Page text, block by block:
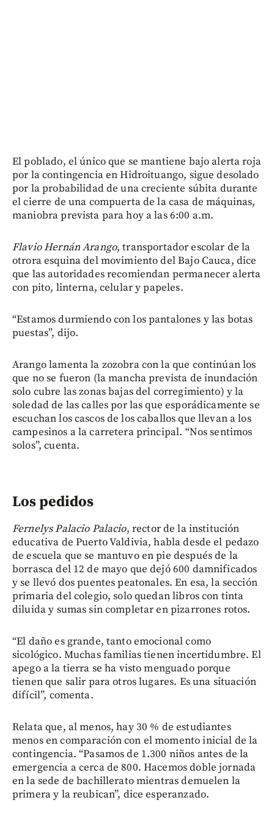
El poblado, el único que se mantiene bajo alerta roja
por la contingencia en Hidroituango, sigue desolado
por la probabilidad de una creciente súbita durante
el cierre de una compuerta de la casa de máquinas,
maniobra prevista para hoy a las 6:00 a.m.
Flavio Hernán Arango, transportador escolar de la
otrora esquina del movimiento del Bajo Cauca, dice
que las autoridades recomiendan permanecer alerta
con pito, linterna, celular y papeles.
“Estamos durmiendo con los pantalones y las botas
puestas”, dijo.
Arango lamenta la zozobra con la que continúan los
que no se fueron (la mancha prevista de inundación
solo cubre las zonas bajas del corregimiento) y la
soledad de las calles por las que esporádicamente se
escuchan los cascos de los caballos que llevan a los
campesinos a la carretera principal. “Nos sentimos
solos”, cuenta.
Los pedidos
Fernelys Palacio Palacio, rector de la institución
educativa de Puerto Valdivia, habla desde el pedazo
de escuela que se mantuvo en pie después de la
borrasca del 12 de mayo que dejó 600 damnificados
y se llevó dos puentes peatonales. En esa, la sección
primaria del colegio, solo quedan libros con tinta
diluida y sumas sin completar en pizarrones rotos.
“El daño es grande, tanto emocional como
sicológico. Muchas familias tienen incertidumbre. El
apego a la tierra se ha visto menguado porque
tienen que salir para otros lugares. Es una situación
difícil”, comenta.
Relata que, al menos, hay 30 % de estudiantes
menos en comparación con el momento inicial de la
contingencia. “Pasamos de 1.300 niños antes de la
emergencia a cerca de 800. Hacemos doble jornada
en la sede de bachillerato mientras demuelen la
primera y la reubican”, dice esperanzado.